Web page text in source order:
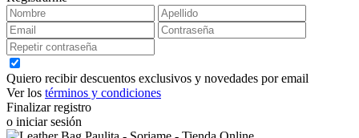
Quiero recibir descuentos exclusivos y novedades por email
Ver los términos y condiciones
Finalizar registro
o iniciar sesión